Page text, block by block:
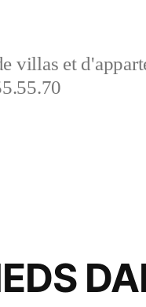
villas et